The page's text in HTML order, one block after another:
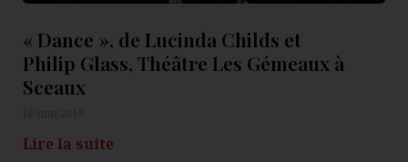
« Dance », de Lucinda Childs et
Philip Glass, Théâtre Les Gémeaux à
Sceaux
Lire la suite